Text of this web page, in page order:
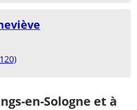
en-Sologne et à